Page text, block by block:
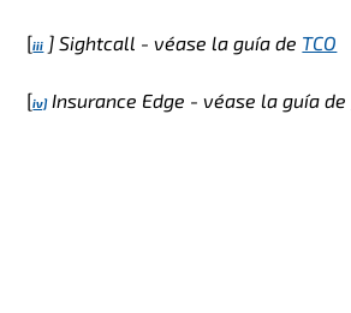
[iii ] Sightcall - véase la guía de TCO
[iv] Insurance Edge - véase la guía de